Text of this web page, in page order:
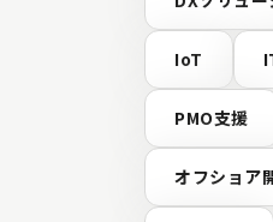
IoT
PMO支援
オフショア